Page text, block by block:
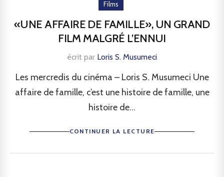
Films
«UNE AFFAIRE DE FAMILLE», UN GRAND
FILM MALGRÉ L’ENNUI
écrit par Loris S. Musumeci
Les mercredis du cinéma – Loris S. Musumeci Une
affaire de famille, c’est une histoire de famille, une
histoire de...
CONTINUER LA LECTURE